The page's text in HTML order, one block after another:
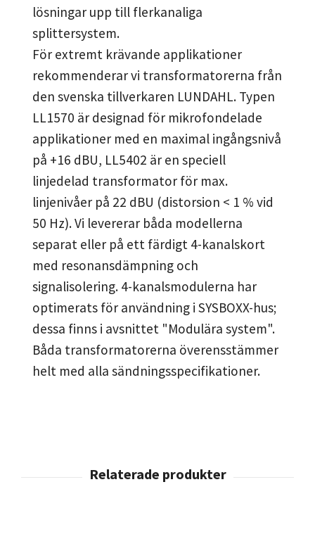
lösningar upp till flerkanaliga
splittersystem.
För extremt krävande applikationer
rekommenderar vi transformatorerna från
den svenska tillverkaren LUNDAHL. Typen
LL1570 är designad för mikrofondelade
applikationer med en maximal ingångsnivå
på +16 dBU, LL5402 är en speciell
linjedelad transformator för max.
linjenivåer på 22 dBU (distorsion < 1 % vid
50 Hz). Vi levererar båda modellerna
separat eller på ett färdigt 4-kanalskort
med resonansdämpning och
signalisolering. 4-kanalsmodulerna har
optimerats för användning i SYSBOXX-hus;
dessa finns i avsnittet "Modulära system".
Båda transformatorerna överensstämmer
helt med alla sändningsspecifikationer.